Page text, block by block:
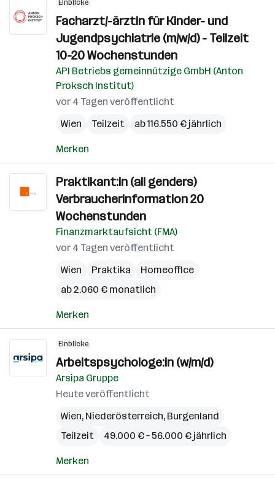
Einblicke
Facharzt/-ärztin für Kinder- und
Jugendpsychiatrie (m/w/d) - Teilzeit
10-20 Wochenstunden
API Betriebs gemeinnützige GmbH (Anton
Proksch Institut)
vor 4 Tagen veröffentlicht
Wien
Teilzeit ab 116.550 € jährlich
Merken
Praktikant:in (all genders)
Verbraucherinformation 20
Wochenstunden
Finanzmarktaufsicht (FMA)
vor 4 Tagen veröffentlicht
Wien
Praktika
Homeoffice
ab 2.060 € monatlich
Merken
Einblicke
Arbeitspsychologe:in (w/m/d)
Arsipa Gruppe
Heute veröffentlicht
Wien, Niederösterreich, Burgenland
Teilzeit
49.000 € – 56.000 € jährlich
Merken